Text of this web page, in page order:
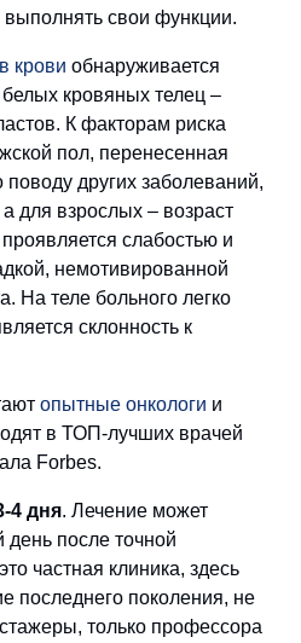
свои функции.
крови обнаруживается
кровяных телец –
К факторам риска
пол, перенесенная
других заболеваний,
для взрослых – возраст
слабостью и
немотивированной
На теле больного легко
склонность к
опытные онкологи и
в ТОП-лучших врачей
Forbes.
4 дня. Лечение может
после точной
частная клиника, здесь
последнего поколения, не
только профессора